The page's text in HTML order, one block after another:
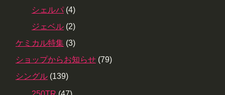
シェルパ (4)
ジェベル (2)
ケミカル特集 (3)
ショップからお知らせ (79)
シングル (139)